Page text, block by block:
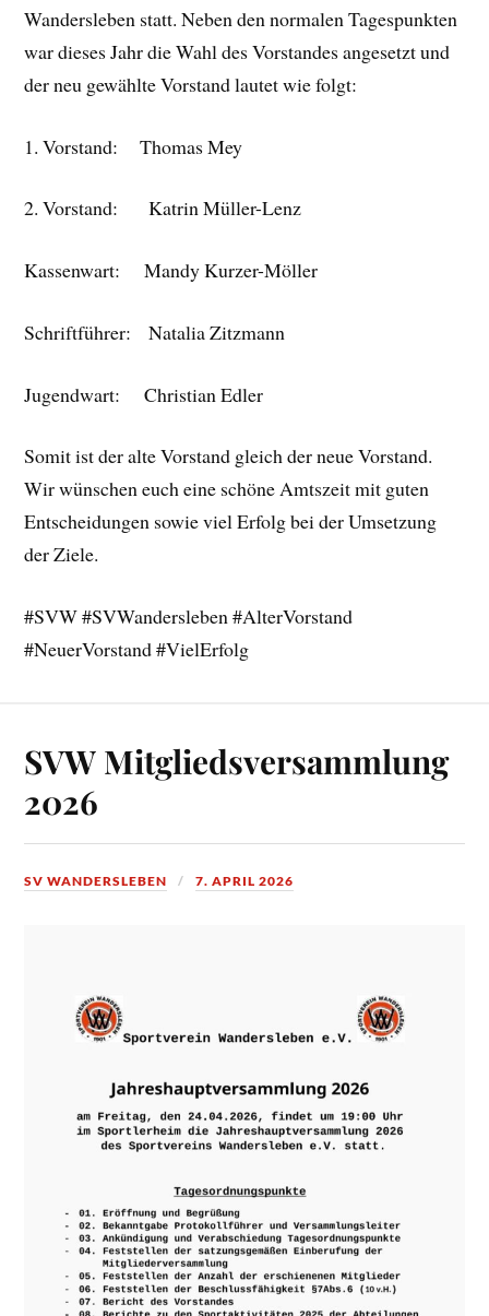
Wandersleben statt. Neben den normalen Tagespunkten
war dieses Jahr die Wahl des Vorstandes angesetzt und
der neu gewählte Vorstand lautet wie folgt:
1. Vorstand: Thomas Mey
2. Vorstand: Katrin Müller-Lenz
Kassenwart: Mandy Kurzer-Möller
Schriftführer: Natalia Zitzmann
Jugendwart: Christian Edler
Somit ist der alte Vorstand gleich der neue Vorstand.
Wir wünschen euch eine schöne Amtszeit mit guten
Entscheidungen sowie viel Erfolg bei der Umsetzung
der Ziele.
#SVW #SVWandersleben #AlterVorstand
#NeuerVorstand #VielErfolg
SVW Mitgliedsversammlung
2026
SV WANDERSLEBEN 7. APRIL 2026